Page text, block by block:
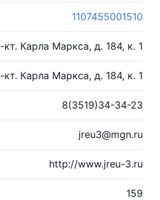
1107455001510
кт. Карла Маркса, д. 184, к. 1
кт. Карла Маркса, д. 184, к. 1
8(3519)34-34-23
jreu3@mgn.ru
http://www.jreu-3.ru
159